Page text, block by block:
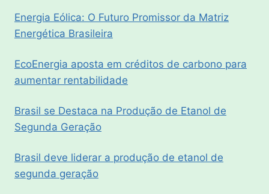
Energia Eólica: O Futuro Promissor da Matriz
Energética Brasileira
EcoEnergia aposta em créditos de carbono para
aumentar rentabilidade
Brasil se Destaca na Produção de Etanol de
Segunda Geração
Brasil deve liderar a produção de etanol de
segunda geração